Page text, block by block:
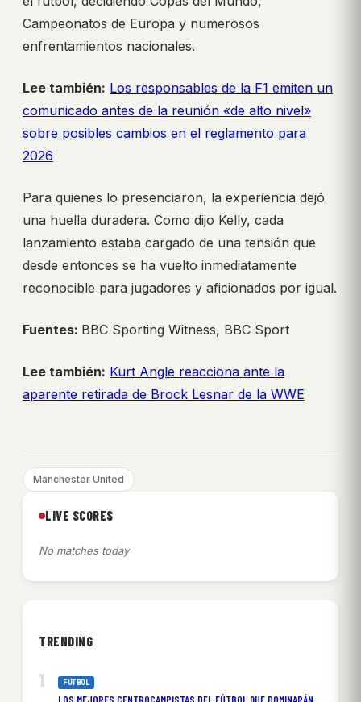
Campeonatos de Europa y numerosos
enfrentamientos nacionales.
Lee también: Los responsables de la F1 emiten un
comunicado antes de la reunión «de alto nivel»
sobre posibles cambios en el reglamento para
2026
Para quienes lo presenciaron, la experiencia dejó
una huella duradera. Como dijo Kelly, cada
lanzamiento estaba cargado de una tensión que
desde entonces se ha vuelto inmediatamente
reconocible para jugadores y aficionados por igual.
Fuentes: BBC Sporting Witness, BBC Sport
Lee también: Kurt Angle reacciona ante la
aparente retirada de Brock Lesnar de la WWE
Manchester United
LIVE SCORES
No matches today
TRENDING
FÚTBOL